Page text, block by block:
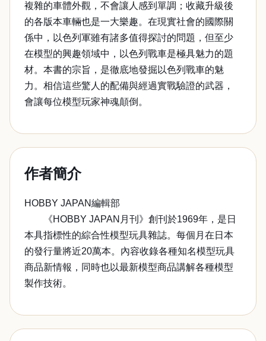
複雜的車體外觀，不會讓人感到單調；收藏升級後
的各版本車輛也是一大樂趣。在現實社會的國際關
係中，以色列軍雖有諸多值得探討的問題，但至少
在模型的興趣領域中，以色列戰車是極具魅力的題
材。本書的宗旨，是徹底地發掘以色列戰車的魅
力。相信這些驚人的配備與經過實戰驗證的武器，
會讓每位模型玩家神魂顛倒。
作者簡介
HOBBY JAPAN編輯部
《HOBBY JAPAN月刊》創刊於1969年，是日
本具指標性的綜合性模型玩具雜誌。每個月在日本
的發行量將近20萬本。內容收錄各種知名模型玩具
商品新情報，同時也以最新模型商品講解各種模型
製作技術。